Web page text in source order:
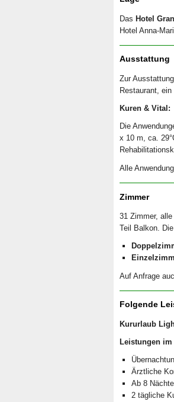
Das Hotel
Hotel Anna-
Ausstattung
Zur
Restaurant,
Kuren & Vital:
Die
x 10 m, ca.
Alle
Zimmer
31 Zimmer,
Teil Balkon.
Auf Anfrage
Folgende
Kururlaub
Leistungen
Ärztliche
Ab 8
2 tägliche